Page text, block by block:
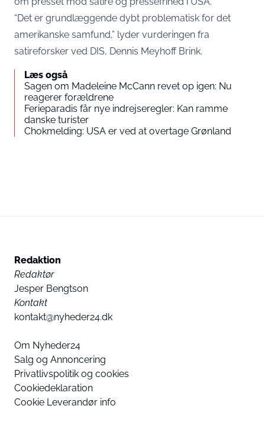
“Det er grundlæggende dybt problematisk for det
amerikanske samfund,” lyder vurderingen fra
satireforsker ved DIS, Dennis Meyhoff Brink.
Læs også
Sagen om Madeleine McCann revet op igen: Nu
reagerer forældrene
Ferieparadis får nye indrejseregler: Kan ramme
danske turister
Chokmelding: USA er ved at overtage Grønland
Redaktion
Redaktør
Jesper Bengtson
Kontakt
kontakt@nyheder24.dk
Om Nyheder24
Salg og Annoncering
Privatlivspolitik og cookies
Cookiedeklaration
Cookie Leverandør info